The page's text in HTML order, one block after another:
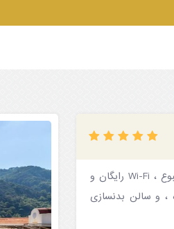
در ساحلی در نزدیکی خلیج Icmeler ، هتل Aqua اتاق هایی با سیستم تهویه مطبوع ، Wi-Fi رایگان و
، و سالن بدنسازی